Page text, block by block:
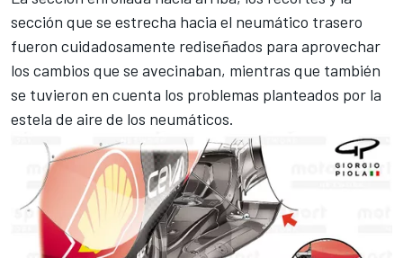
sección que se estrecha hacia el neumático trasero
fueron cuidadosamente rediseñados para aprovechar
los cambios que se avecinaban, mientras que también
se tuvieron en cuenta los problemas planteados por la
estela de aire de los neumáticos.